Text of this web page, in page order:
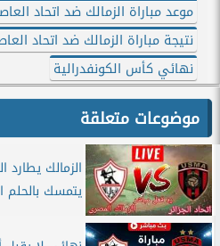
موعد مباراة الزمالك ضد اتحاد
نتيجة مباراة الزمالك ضد اتحاد
نهائي كأس الكونفدرالية
موضوعات متعلقة
الزمالك يطارد
يتمسك بالحلم